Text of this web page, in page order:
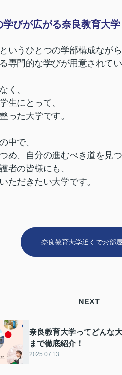
学びが広がる奈良教育大学
いうひとつの学部構成ながら
専門的な学びが用意されてい
く、
生にとって、
った大学です。
中で、
め、自分の進むべき道を見
者の皆様にも、
ただきたい大学です。
奈良教育大学近くでお部
NEXT
奈良教育大学ってどんな
まで徹底紹介！
2025.07.13